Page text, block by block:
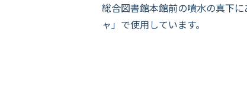
総合図書館本館前の噴水の真下
ャ」で使用しています。